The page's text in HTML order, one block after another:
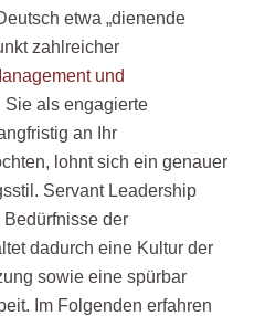
etwa „dienende
zahlreicher
und
Sie als engagierte
an Ihr
lohnt sich ein genauer
Servant Leadership
der
dadurch eine Kultur der
sowie eine spürbar
Im Folgenden erfahren